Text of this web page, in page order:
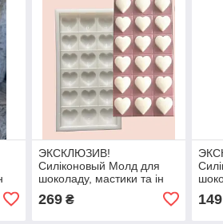
ЭКСКЛЮЗИВ!
Силіконовый Молд для
шоколаду, мастики та ін
"Шоко плитка - сердечки"
269₴ 149